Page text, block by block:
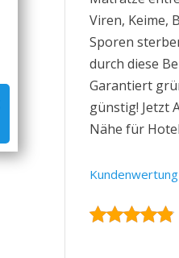
Viren, Keime,
Sporen
durch diese
Garantiert
günstig! Jetzt
Nähe für
Kundenwertung